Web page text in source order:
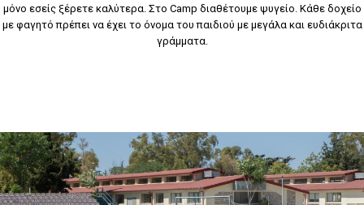
μόνο εσείς ξέρετε καλύτερα. Στο Camp διαθέτουμε ψυγείο. Κάθε δοχείο
με φαγητό πρέπει να έχει το όνομα του παιδιού με μεγάλα και ευδιάκριτα
γράμματα.